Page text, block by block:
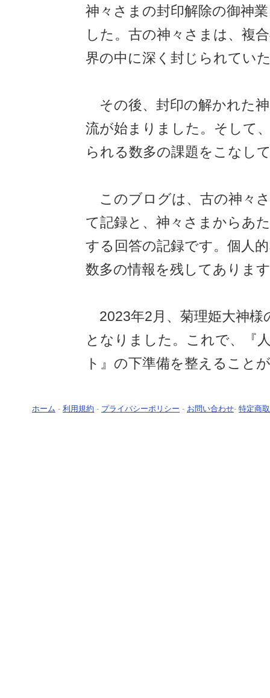
神々さまの封印解除の御神
した。古の神々さまは、複
界の中に深く封じられてい
その後、封印の解かれた
流が始まりました。そして
られる数多の課題をこなし
このブログは、古の神々
て記録と、神々さまからあ
する回答の記録です。個人
数多の情報を残してありま
2023年2月、菊理姫大神様
となりました。これで、『
ト』の下準備を整えること
ホーム - 利用規約 - プライバシーポリシー - お問い合わせ- 特定商